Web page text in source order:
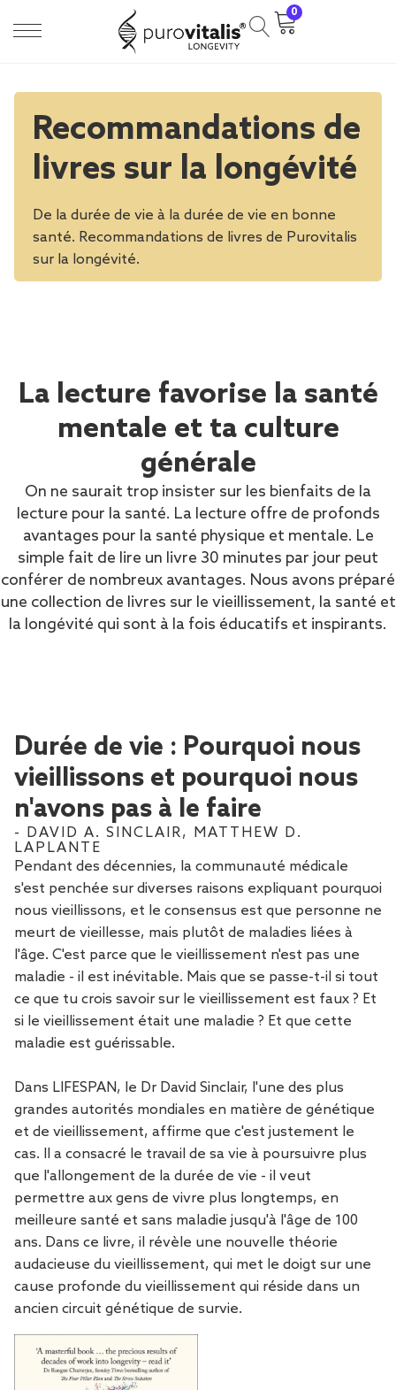
0
Recommandations de
livres sur la longévité
De la durée de vie à la durée de vie en bonne
santé. Recommandations de livres de Purovitalis
sur la longévité.
La lecture favorise la santé
mentale et ta culture
générale
On ne saurait trop insister sur les bienfaits de la
lecture pour la santé. La lecture offre de profonds
avantages pour la santé physique et mentale. Le
simple fait de lire un livre 30 minutes par jour peut
conférer de nombreux avantages. Nous avons préparé
une collection de livres sur le vieillissement, la santé et
la longévité qui sont à la fois éducatifs et inspirants.
Durée de vie : Pourquoi nous
vieillissons et pourquoi nous
n'avons pas à le faire
- DAVID A. SINCLAIR, MATTHEW D.
LAPLANTE
Pendant des décennies, la communauté médicale
s'est penchée sur diverses raisons expliquant pourquoi
nous vieillissons, et le consensus est que personne ne
meurt de vieillesse, mais plutôt de maladies liées à
l'âge. C'est parce que le vieillissement n'est pas une
maladie - il est inévitable. Mais que se passe-t-il si tout
ce que tu crois savoir sur le vieillissement est faux ? Et
si le vieillissement était une maladie ? Et que cette
maladie est guérissable.
Dans LIFESPAN, le Dr David Sinclair, l'une des plus
grandes autorités mondiales en matière de génétique
et de vieillissement, affirme que c'est justement le
cas. Il a consacré le travail de sa vie à poursuivre plus
que l'allongement de la durée de vie - il veut
permettre aux gens de vivre plus longtemps, en
meilleure santé et sans maladie jusqu'à l'âge de 100
ans. Dans ce livre, il révèle une nouvelle théorie
audacieuse du vieillissement, qui met le doigt sur une
cause profonde du vieillissement qui réside dans un
ancien circuit génétique de survie.